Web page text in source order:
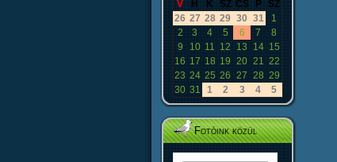
V H K SZ CS P
SZ
26 27 28 29 30 31
1
2
3 4 5 6 7
8
9
10 11 12 13 14 15
16 17 18 19 20 21 22
23 24 25 26 27 28 29
30 31 1 2 3 4 5
Fotóink közül